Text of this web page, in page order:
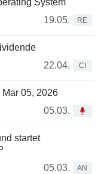
System
19.05.
RE
22.04.
CI
05, 2026
05.03.
startet
05.03.
AN